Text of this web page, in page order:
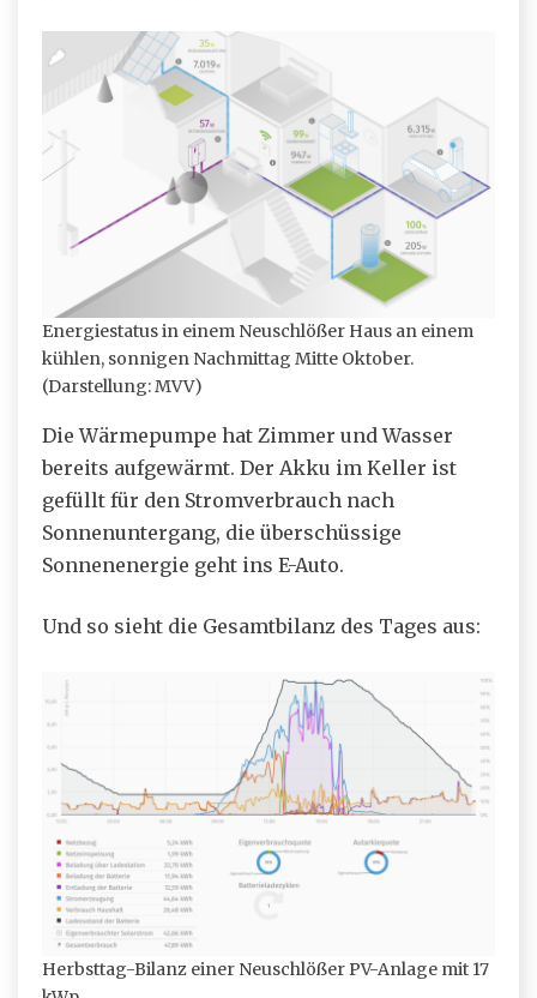
Energiestatus in einem Neuschlößer Haus an einem
kühlen, sonnigen Nachmittag Mitte Oktober.
(Darstellung: MVV)
Die Wärmepumpe hat Zimmer und Wasser
bereits aufgewärmt. Der Akku im Keller ist
gefüllt für den Stromverbrauch nach
Sonnenuntergang, die überschüssige
Sonnenenergie geht ins E-Auto.
Und so sieht die Gesamtbilanz des Tages aus:
Herbsttag-Bilanz einer Neuschlößer PV-Anlage mit 17